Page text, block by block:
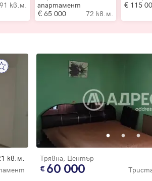
91 кв.м.
апартамент
65 000
72 кв.м.
115
кв.м. Трявна, Център
60 000